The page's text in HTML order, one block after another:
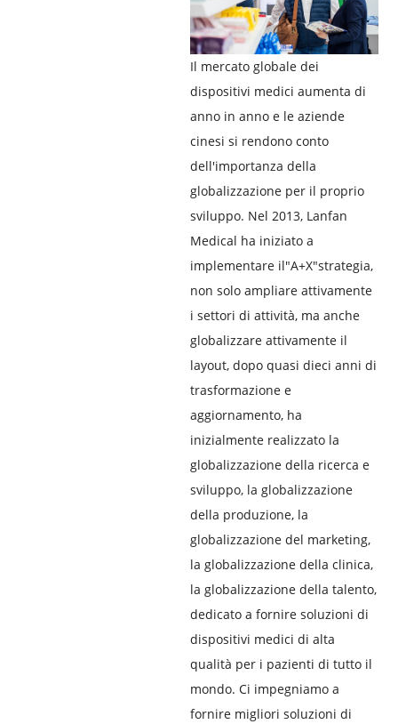
Il mercato globale dei
dispositivi medici aumenta di
anno in anno e le aziende
cinesi si rendono conto
dell'importanza della
globalizzazione per il proprio
sviluppo. Nel 2013, Lanfan
Medical ha iniziato a
implementare il"A+X"strategia,
non solo ampliare attivamente
i settori di attività, ma anche
globalizzare attivamente il
layout, dopo quasi dieci anni di
trasformazione e
aggiornamento, ha
inizialmente realizzato la
globalizzazione della ricerca e
sviluppo, la globalizzazione
della produzione, la
globalizzazione del marketing,
la globalizzazione della clinica,
la globalizzazione della talento,
dedicato a fornire soluzioni di
dispositivi medici di alta
qualità per i pazienti di tutto il
mondo. Ci impegniamo a
fornire migliori soluzioni di